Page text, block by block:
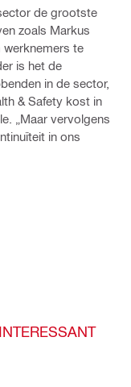
de grootste
zoals Markus
werknemers te
is het de
in de sector,
& Safety kost in
„Maar vervolgens
in ons